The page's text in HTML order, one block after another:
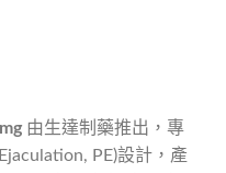
由生達制藥推出，專
PE)設計，產